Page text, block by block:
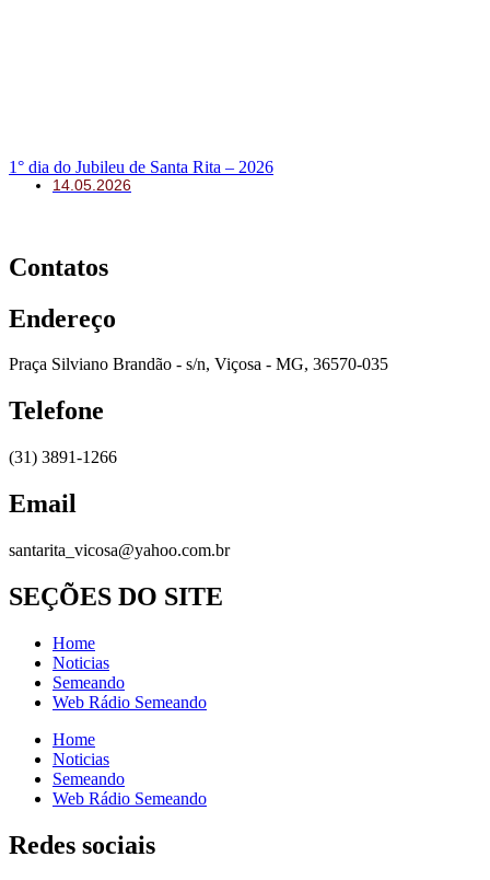
1° dia do Jubileu de Santa Rita – 2026
14.05.2026
Contatos
Endereço
Praça Silviano Brandão - s/n, Viçosa - MG, 36570-035
Telefone
(31) 3891-1266
Email
santarita_vicosa@yahoo.com.br
SEÇÕES DO SITE
Home
Noticias
Semeando
Web Rádio Semeando
Home
Noticias
Semeando
Web Rádio Semeando
Redes sociais